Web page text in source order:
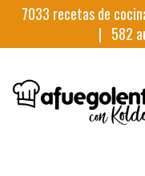
7033 recetas de
| 582